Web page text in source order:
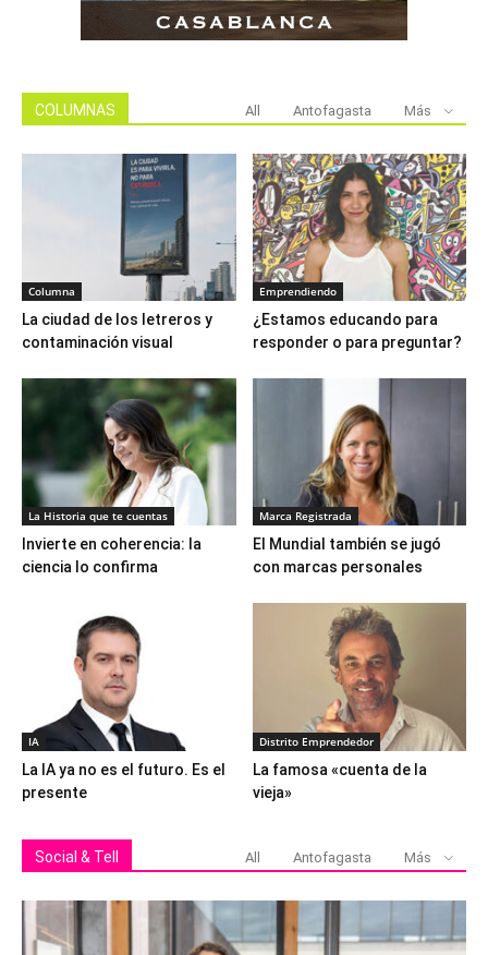
COLUMNAS All Antofagasta Más
Columna
La ciudad de los letreros y
contaminación visual
Emprendiendo
¿Estamos educando para
responder o para preguntar?
La Historia que te cuentas
Invierte en coherencia: la
ciencia lo confirma
Marca Registrada
El Mundial también se jugó
con marcas personales
IA
La IA ya no es el futuro. Es el
presente
Distrito Emprendedor
La famosa «cuenta de la
vieja»
Social & Tell All Antofagasta Más